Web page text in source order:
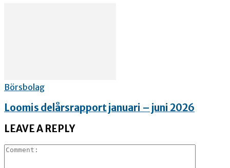
Börsbolag
Loomis delårsrapport januari – juni 2026
LEAVE A REPLY